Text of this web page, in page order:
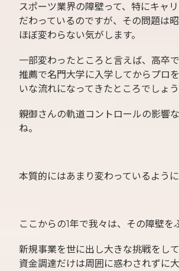
スポーツ業界の障壁って、特にキャ
だわっているのですが、その問題は
ほぼ変わらない気がします。
一部変わったところと言えば、高卒で
推薦で名門大学に入学してからプロ
いな流れになってきたところでしょう
親御さんの軌道コントロールの影響
ね。
本質的にはあまり変わっているように
ここからの1年で我々は、その障壁を
新規事業を世に出し大きな挑戦をして
資金調達だけは周囲に惑わされずに